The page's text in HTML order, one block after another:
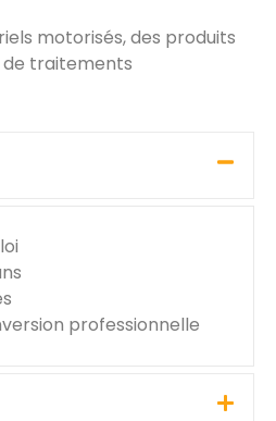
motorisés, des produits
traitements
professionnelle